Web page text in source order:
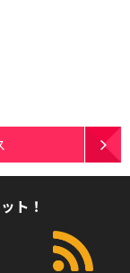
ト！